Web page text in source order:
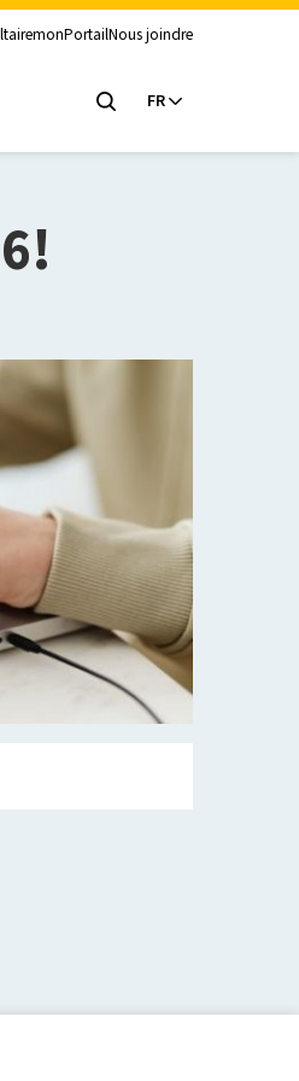
monPortailNous joindre
FR